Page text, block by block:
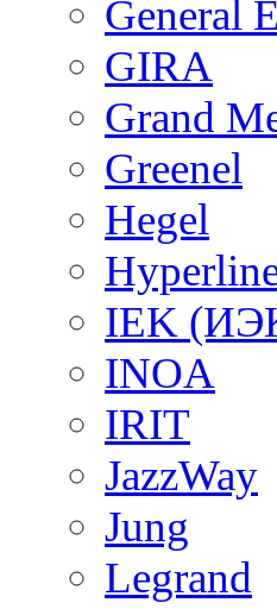
General
GIRA
Grand
Greenel
Hegel
IEK
INOA
IRIT
JazzWay
Jung
Legrand